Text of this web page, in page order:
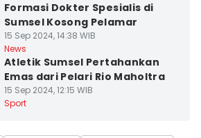
Formasi Dokter Spesialis di
Sumsel Kosong Pelamar
15 Sep 2024, 14:38 WIB
News
Atletik Sumsel Pertahankan
Emas dari Pelari Rio Maholtra
15 Sep 2024, 12:15 WIB
Sport